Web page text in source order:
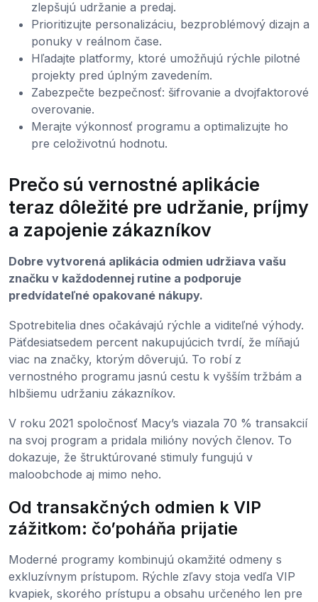
zlepšujú udržanie a predaj.
Prioritizujte personalizáciu, bezproblémový dizajn a
ponuky v reálnom čase.
Hľadajte platformy, ktoré umožňujú rýchle pilotné
projekty pred úplným zavedením.
Zabezpečte bezpečnosť: šifrovanie a dvojfaktorové
overovanie.
Merajte výkonnosť programu a optimalizujte ho
pre celoživotnú hodnotu.
Prečo sú vernostné aplikácie
teraz dôležité pre udržanie, príjmy
a zapojenie zákazníkov
Dobre vytvorená aplikácia odmien udržiava vašu
značku v každodennej rutine a podporuje
predvídateľné opakované nákupy.
Spotrebitelia dnes očakávajú rýchle a viditeľné výhody.
Päťdesiatsedem percent nakupujúcich tvrdí, že míňajú
viac na značky, ktorým dôverujú. To robí z
vernostného programu jasnú cestu k vyšším tržbám a
hlbšiemu udržaniu zákazníkov.
V roku 2021 spoločnosť Macy’s viazala 70 % transakcií
na svoj program a pridala milióny nových členov. To
dokazuje, že štruktúrované stimuly fungujú v
maloobchode aj mimo neho.
Od transakčných odmien k VIP
zážitkom: čo’poháňa prijatie
Moderné programy kombinujú okamžité odmeny s
exkluzívnym prístupom. Rýchle zľavy stoja vedľa VIP
kvapiek, skorého prístupu a obsahu určeného len pre